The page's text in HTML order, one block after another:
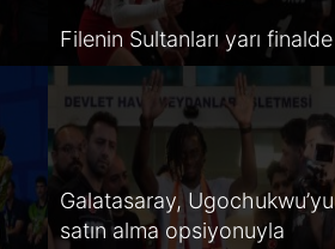
TV8,5
S Sport 2
Spor Smart 2
HT Spor
Filenin Sultanları yarı finalde
Galatasaray, Ugochukwu’yu
satın alma opsiyonuyla